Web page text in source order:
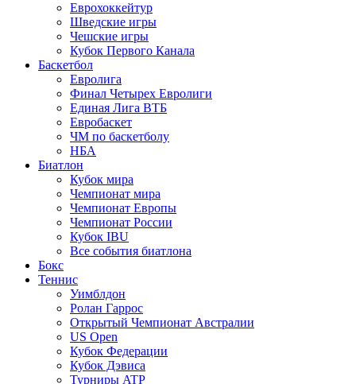
Еврохоккейтур
Шведские игры
Чешские игры
Кубок Первого Канала
Баскетбол
Евролига
Финал Четырех Евролиги
Единая Лига ВТБ
Евробаскет
ЧМ по баскетболу
НБА
Биатлон
Кубок мира
Чемпионат мира
Чемпионат Европы
Чемпионат России
Кубок IBU
Все события биатлона
Бокс
Теннис
Уимблдон
Ролан Гаррос
Открытый Чемпионат Австралии
US Open
Кубок Федерации
Кубок Дэвиса
Турниры ATP